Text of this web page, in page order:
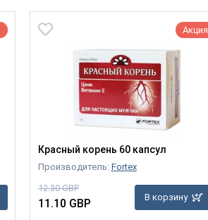
Акция
Красный корень 60 капсул
Производитель: Fortex
12.30 GBP
11.10 GBP В корзину